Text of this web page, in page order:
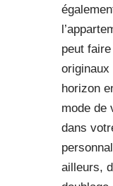
peut
originaux
horizon
mode de
dans
ailleurs,